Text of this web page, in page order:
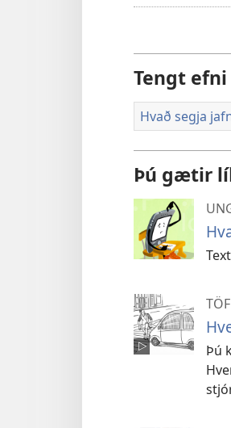
Tengt efni
Hvað segja
Þú gætir
Þú